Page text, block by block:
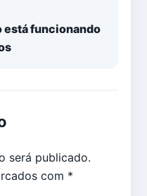
está funcionando
será publicado.
com *